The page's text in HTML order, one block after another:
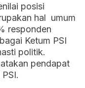
posisi
hal umum
responden
Ketum PSI
politik.
pendapat